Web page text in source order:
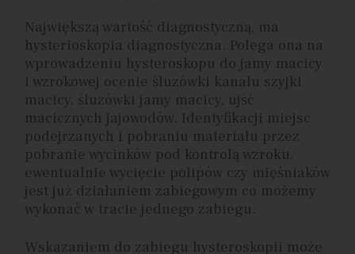
Największą wartość diagnostyczną, ma
hysterioskopia diagnostyczna. Polega ona na
wprowadzeniu hysteroskopu do jamy macicy
i wzrokowej ocenie śluzówki kanału szyjki
macicy, śluzówki jamy macicy, ujść
macicznych jajowodów. Identyfikacji miejsc
podejrzanych i pobraniu materiału przez
pobranie wycinków pod kontrolą wzroku,
ewentualnie wycięcie polipów czy mięśniaków
jest już działaniem zabiegowym co możemy
wykonać w tracie jednego zabiegu.
Wskazaniem do zabiegu hysteroskopii może